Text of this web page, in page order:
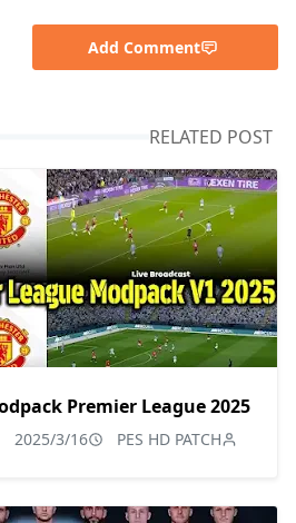
Add Comment
RELATED POST
Premier League 2025
PES HD PATCH
2025/3/16